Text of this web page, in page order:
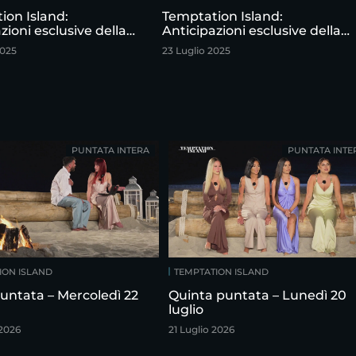
Island:
esclusive della
Temptation Island:
Anticipazioni esclusive della
quarta puntata
23 Luglio 2025
ISLAND
– Mercoledì 22
PUNTATA INTERA
TEMPTATION ISLAND
Quinta puntata – Lunedì 20
luglio
21 Luglio 2026
PUNTATA